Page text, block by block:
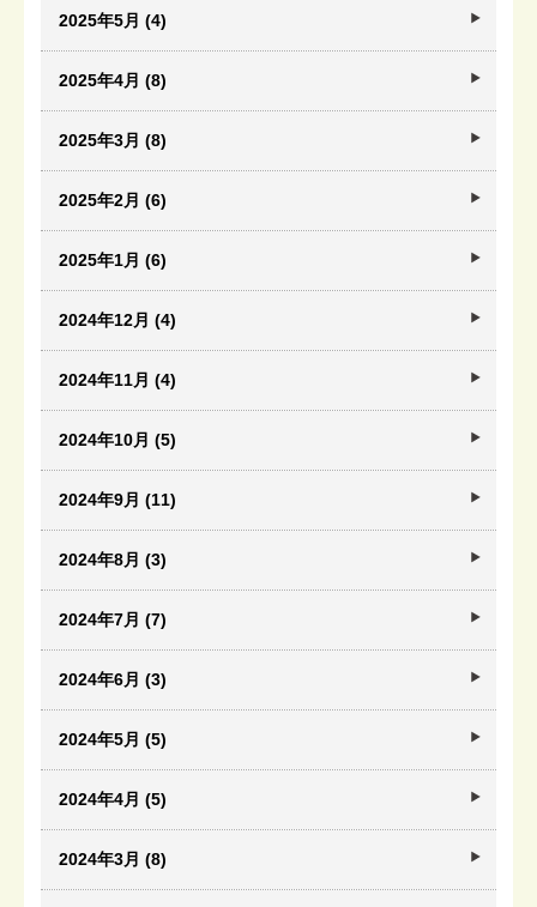
2025年5月 (4)
2025年4月 (8)
2025年3月 (8)
2025年2月 (6)
2025年1月 (6)
2024年12月 (4)
2024年11月 (4)
2024年10月 (5)
2024年9月 (11)
2024年8月 (3)
2024年7月 (7)
2024年6月 (3)
2024年5月 (5)
2024年4月 (5)
2024年3月 (8)